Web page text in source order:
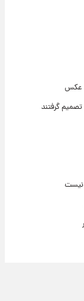
تصمیم گرفتند
نیست